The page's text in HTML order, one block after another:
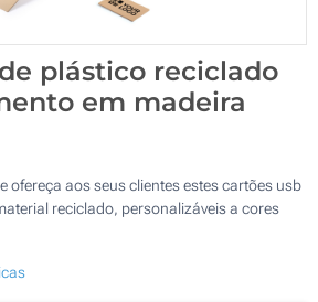
plástico reciclado
em madeira
ofereça aos seus clientes estes cartões usb
reciclado, personalizáveis a cores